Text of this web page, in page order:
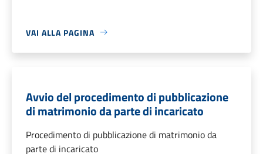
VAI ALLA PAGINA
Avvio del procedimento di pubblicazione
di matrimonio da parte di incaricato
Procedimento di pubblicazione di matrimonio da
parte di incaricato